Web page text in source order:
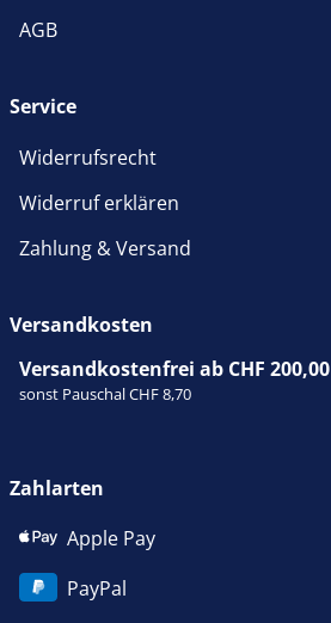
AGB
Service
Widerrufsrecht
Widerruf erklären
Zahlung & Versand
Versandkosten
Versandkostenfrei ab CHF 200,00
sonst Pauschal CHF 8,70
Zahlarten
Apple Pay
PayPal